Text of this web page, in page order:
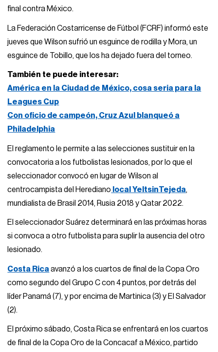
final contra México.
La Federación Costarricense de Fútbol (FCRF) informó este
jueves que Wilson sufrió un esguince de rodilla y Mora, un
esguince de Tobillo, que los ha dejado fuera del torneo.
También te puede interesar:
América en la Ciudad de México, cosa seria para la
Leagues Cup
Con oficio de campeón, Cruz Azul blanqueó a
Philadelphia
El reglamento le permite a las selecciones sustituir en la
convocatoria a los futbolistas lesionados, por lo que el
seleccionador convocó en lugar de Wilson al
centrocampista del Herediano local YeltsinTejeda,
mundialista de Brasil 2014, Rusia 2018 y Qatar 2022.
El seleccionador Suárez determinará en las próximas horas
si convoca a otro futbolista para suplir la ausencia del otro
lesionado.
Costa Rica avanzó a los cuartos de final de la Copa Oro
como segundo del Grupo C con 4 puntos, por detrás del
líder Panamá (7), y por encima de Martinica (3) y El Salvador
(2).
El próximo sábado, Costa Rica se enfrentará en los cuartos
de final de la Copa Oro de la Concacaf a México, partido